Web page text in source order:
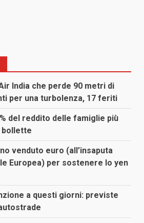
India che perde 90 metri di
per una turbolenza, 17 feriti
del reddito delle famiglie più
venduto euro (all’insaputa
Europea) per sostenere lo yen
a questi giorni: previste